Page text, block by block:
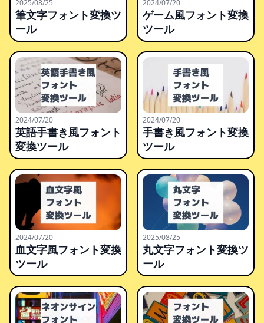
2025/08/25
筆文字フォント変換ツ
ール
2024/07/20
ゲーム風フォント変換
ツール
2024/07/20
英語手書き風フォント
変換ツール
2024/07/20
手書き風フォント変換
ツール
2024/07/20
血文字風フォント変換
ツール
2025/08/25
丸文字フォント変換ツ
ール